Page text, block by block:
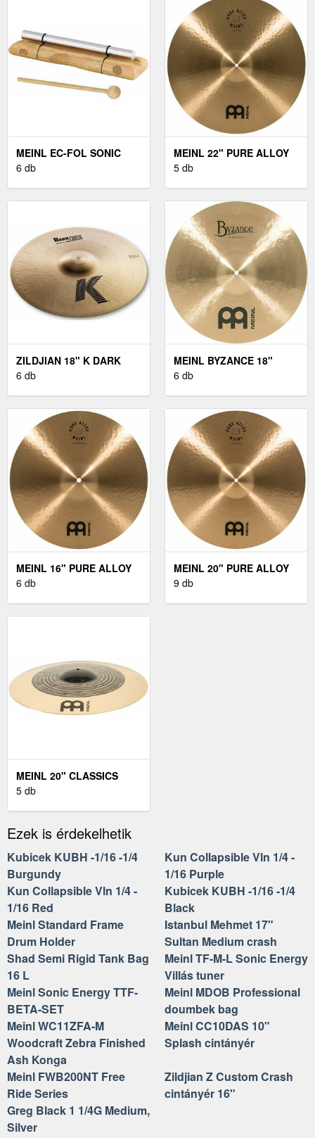
MEINL EC-FOL SONIC
ENERGY
6 db
MEINL 22" PURE ALLOY
MEDIUM RIDE
5 db
ZILDJIAN 18" K DARK
CRASH THIN
6 db
MEINL BYZANCE 18"
MEDIUM THIN CRASH
6 db
MEINL 16" PURE ALLOY
MEDIUM CRASH
6 db
MEINL 20" PURE ALLOY
MEDIUM RIDE
9 db
MEINL 20" CLASSICS
CUSTOM DUAL RIDE
5 db
Ezek is érdekelhetik
Kubicek KUBH -1/16 -1/4
Burgundy
Kun Collapsible Vln 1/4 -
1/16 Purple
Kun Collapsible Vln 1/4 -
1/16 Red
Kubicek KUBH -1/16 -1/4
Black
Meinl Standard Frame
Drum Holder
Istanbul Mehmet 17"
Sultan Medium crash
Shad Semi Rigid Tank Bag
16 L
Meinl TF-M-L Sonic Energy
Villás tuner
Meinl Sonic Energy TTF-
BETA-SET
Meinl MDOB Professional
doumbek bag
Meinl WC11ZFA-M
Woodcraft Zebra Finished
Ash Konga
Meinl CC10DAS 10"
Splash cintányér
Meinl FWB200NT Free
Ride Series
Zildjian Z Custom Crash
cintányér 16"
Greg Black 1 1/4G Medium,
Silver